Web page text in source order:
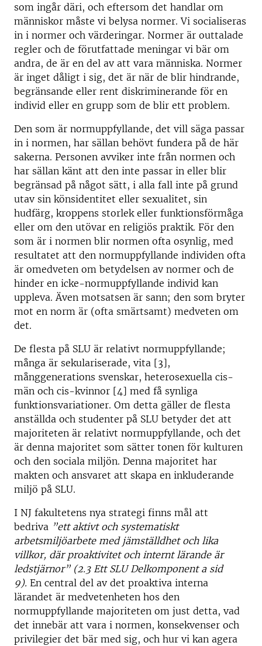
som ingår däri, och eftersom det handlar om
människor måste vi belysa normer. Vi socialiseras
in i normer och värderingar. Normer är outtalade
regler och de förutfattade meningar vi bär om
andra, de är en del av att vara människa. Normer
är inget dåligt i sig, det är när de blir hindrande,
begränsande eller rent diskriminerande för en
individ eller en grupp som de blir ett problem.
Den som är normuppfyllande, det vill säga passar
in i normen, har sällan behövt fundera på de här
sakerna. Personen avviker inte från normen och
har sällan känt att den inte passar in eller blir
begränsad på något sätt, i alla fall inte på grund
utav sin könsidentitet eller sexualitet, sin
hudfärg, kroppens storlek eller funktionsförmåga
eller om den utövar en religiös praktik. För den
som är i normen blir normen ofta osynlig, med
resultatet att den normuppfyllande individen ofta
är omedveten om betydelsen av normer och de
hinder en icke-normuppfyllande individ kan
uppleva. Även motsatsen är sann; den som bryter
mot en norm är (ofta smärtsamt) medveten om
det.
De flesta på SLU är relativt normuppfyllande;
många är sekulariserade, vita [3],
månggenerations svenskar, heterosexuella cis-
män och cis-kvinnor [4] med få synliga
funktionsvariationer. Om detta gäller de flesta
anställda och studenter på SLU betyder det att
majoriteten är relativt normuppfyllande, och det
är denna majoritet som sätter tonen för kulturen
och den sociala miljön. Denna majoritet har
makten och ansvaret att skapa en inkluderande
miljö på SLU.
I NJ fakultetens nya strategi finns mål att
bedriva ”ett aktivt och systematiskt
arbetsmiljöarbete med jämställdhet och lika
villkor, där proaktivitet och internt lärande är
ledstjärnor” (2.3 Ett SLU Delkomponent a sid
9). En central del av det proaktiva interna
lärandet är medvetenheten hos den
normuppfyllande majoriteten om just detta, vad
det innebär att vara i normen, konsekvenser och
privilegier det bär med sig, och hur vi kan agera